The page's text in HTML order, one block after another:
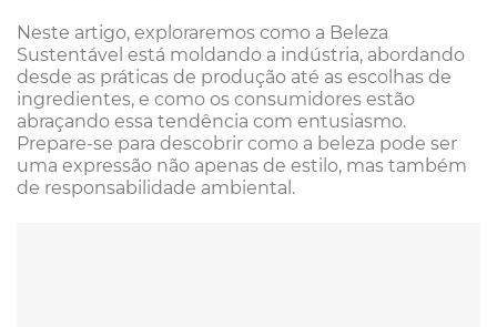
Neste artigo, exploraremos como a Beleza
Sustentável está moldando a indústria, abordando
desde as práticas de produção até as escolhas de
ingredientes, e como os consumidores estão
abraçando essa tendência com entusiasmo.
Prepare-se para descobrir como a beleza pode ser
uma expressão não apenas de estilo, mas também
de responsabilidade ambiental.